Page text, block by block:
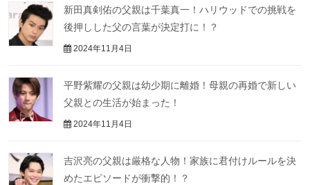
新田真剣佑の父親は千葉真一！ハリウッドでの挑戦を
後押しした父の言葉が決定打に！？
2024年11月4日
平野紫耀の父親は幼少期に離婚！母親の再婚で新しい
父親との生活が始まった！
2024年11月4日
吉沢亮の父親は厳格な人物！家族に君付けルールを決
めたエピソードが衝撃的！？